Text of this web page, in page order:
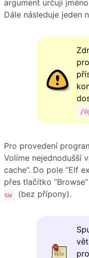
argument určují
Dále následuje jeden
/
Pro provedení
Volíme nejednodušší
cache”. Do pole “Elf
přes tlačítko
sw
(bez přípony).